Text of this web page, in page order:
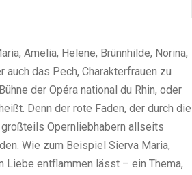
Amelia, Helene, Brünnhilde, Norina,
das Pech, Charakterfrauen zu
der Opéra national du Rhin, oder
Denn der rote Faden, der durch die
Opernliebhabern allseits
Wie zum Beispiel Sierva Maria,
Liebe entflammen lässt – ein Thema,